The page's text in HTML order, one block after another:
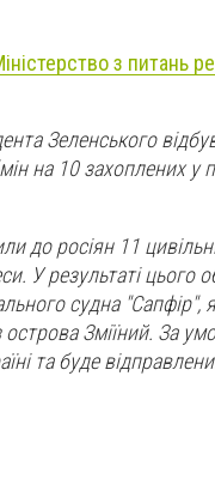
з питань
Зеленського
на 10 захоплених у
до росіян 11
У результаті цього
судна "Сапфір",
Зміїний. За
та буде